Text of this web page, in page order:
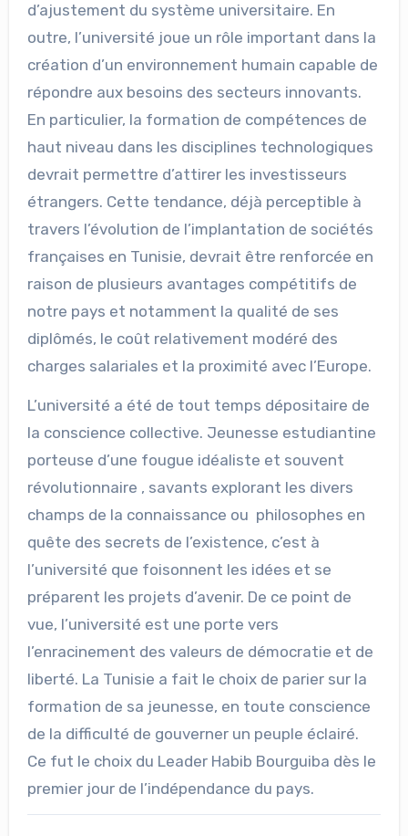
d’ajustement du système universitaire. En
outre, l’université joue un rôle important dans la
création d’un environnement humain capable de
répondre aux besoins des secteurs innovants.
En particulier, la formation de compétences de
haut niveau dans les disciplines technologiques
devrait permettre d’attirer les investisseurs
étrangers. Cette tendance, déjà perceptible à
travers l’évolution de l’implantation de sociétés
françaises en Tunisie, devrait être renforcée en
raison de plusieurs avantages compétitifs de
notre pays et notamment la qualité de ses
diplômés, le coût relativement modéré des
charges salariales et la proximité avec l’Europe.
L’université a été de tout temps dépositaire de
la conscience collective. Jeunesse estudiantine
porteuse d’une fougue idéaliste et souvent
révolutionnaire , savants explorant les divers
champs de la connaissance ou philosophes en
quête des secrets de l’existence, c’est à
l’université que foisonnent les idées et se
préparent les projets d’avenir. De ce point de
vue, l’université est une porte vers
l’enracinement des valeurs de démocratie et de
liberté. La Tunisie a fait le choix de parier sur la
formation de sa jeunesse, en toute conscience
de la difficulté de gouverner un peuple éclairé.
Ce fut le choix du Leader Habib Bourguiba dès le
premier jour de l’indépendance du pays.